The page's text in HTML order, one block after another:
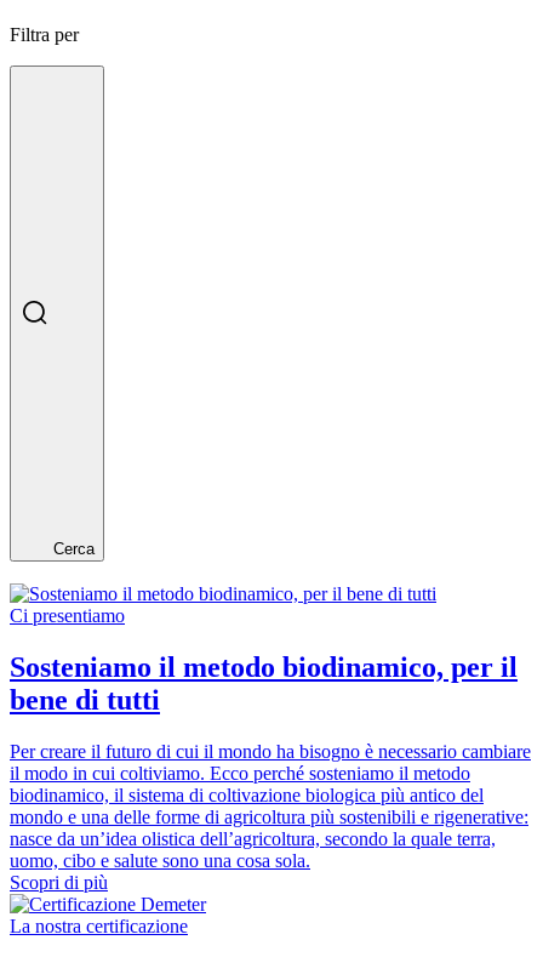
Filtra per
Cerca
Ci presentiamo
Sosteniamo il metodo biodinamico, per il
bene di tutti
Per creare il futuro di cui il mondo ha bisogno è necessario cambiare
il modo in cui coltiviamo. Ecco perché sosteniamo il metodo
biodinamico, il sistema di coltivazione biologica più antico del
mondo e una delle forme di agricoltura più sostenibili e rigenerative:
nasce da un’idea olistica dell’agricoltura, secondo la quale terra,
uomo, cibo e salute sono una cosa sola.
Scopri di più
La nostra certificazione